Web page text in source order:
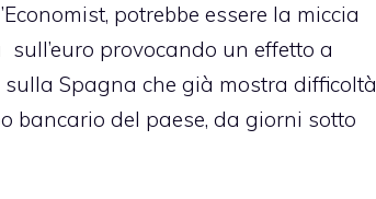
potrebbe essere la miccia
provocando un effetto a
Spagna che già mostra difficoltà
bancario del paese, da giorni sotto